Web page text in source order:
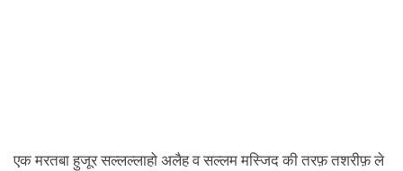
एक मरतबा हुजूर सल्लल्लाहो अलैह व सल्लम मस्जिद की तरफ़ तशरीफ़ ले